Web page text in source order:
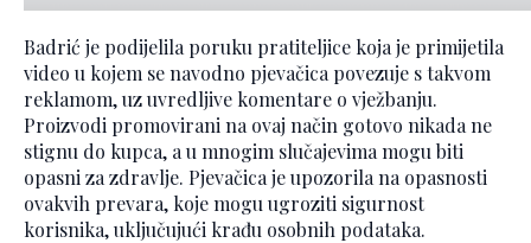
Badrić je podijelila poruku pratiteljice koja je primijetila
video u kojem se navodno pjevačica povezuje s takvom
reklamom, uz uvredljive komentare o vježbanju.
Proizvodi promovirani na ovaj način gotovo nikada ne
stignu do kupca, a u mnogim slučajevima mogu biti
opasni za zdravlje. Pjevačica je upozorila na opasnosti
ovakvih prevara, koje mogu ugroziti sigurnost
korisnika, uključujući krađu osobnih podataka.